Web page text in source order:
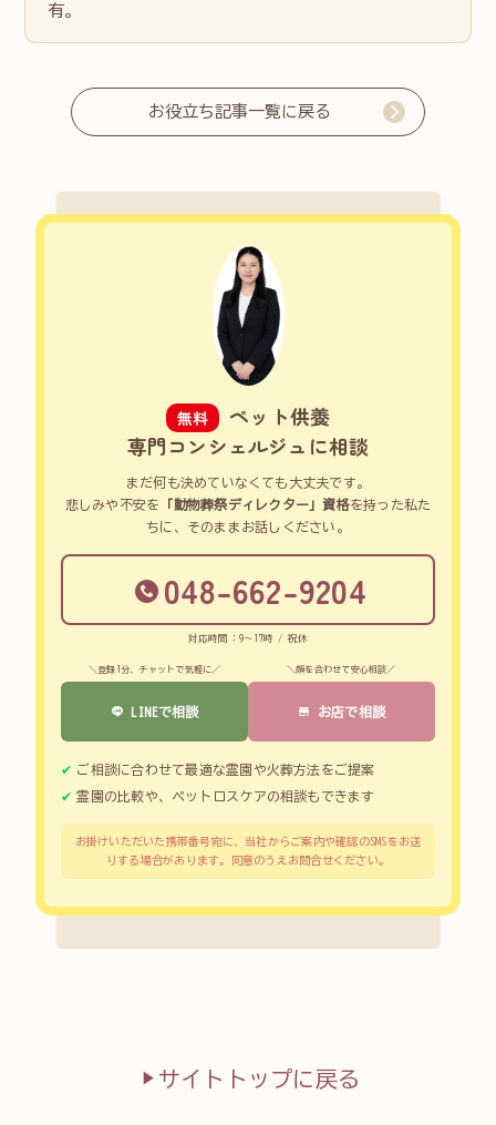
有。
お役立ち記事一覧に戻る
無料
ペット供養
専門コンシェルジュに相談
まだ何も決めていなくても大丈夫です。
悲しみや不安を
「動物葬祭ディレクター」資格を持った私た
ちに、そのままお話しください。
048-662-9204
対応時間：9～17時 / 祝休
＼登録1分、チャットで気軽に／
LINEで相談
＼顔を合わせて安心相談／
お店で相談
ご相談に合わせて最適な霊園や火葬方法をご提案
霊園の比較や、ペットロスケアの相談もできます
お掛けいただいた携帯番号宛に、当社からご案内や確認のSMSをお送
りする場合があります。同意のうえお問合せください。
サイトトップに戻る